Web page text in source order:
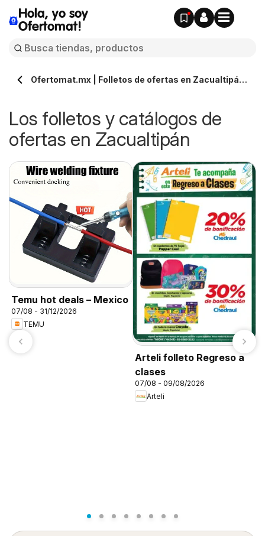
Hola, yo soy
Ofertomat!
Ofertomat.mx | Folletos de ofertas en Zacualtipán
Los folletos y catálogos de
ofertas en Zacualtipán
Temu hot deals – Mexico
07/08 - 31/12/2026
TEMU
Arteli folleto Regreso a
clases
07/08 - 09/08/2026
Arteli